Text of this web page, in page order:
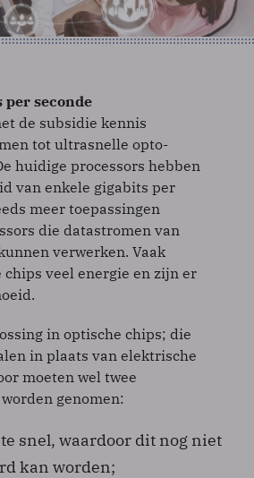
per seconde
de subsidie kennis
tot ultrasnelle opto-
huidige processors hebben
van enkele gigabits per
meer toepassingen
die datastromen van
verwerken. Vaak
veel energie en zijn er
in optische chips; die
in plaats van elektrische
moeten wel twee
genomen:
snel, waardoor dit nog niet
kan worden;